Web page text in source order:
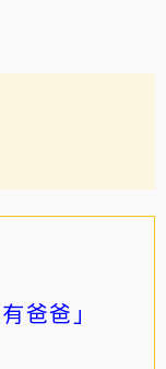
有爸爸」